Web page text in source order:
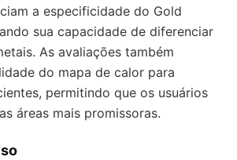
a especificidade do Gold
sua capacidade de diferenciar
As avaliações também
do mapa de calor para
permitindo que os usuários
áreas mais promissoras.